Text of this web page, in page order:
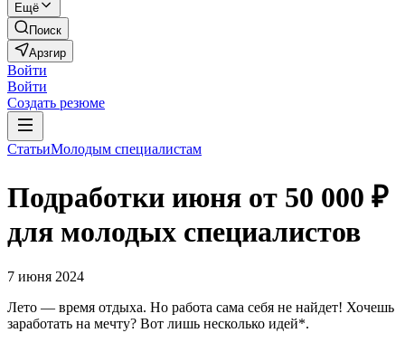
Ещё
Поиск
Арзгир
Войти
Войти
Создать резюме
СтатьиМолодым специалистам
Подработки июня от 50 000 ₽
для молодых специалистов
7 июня 2024
Лето — время отдыха. Но работа сама себя не найдет! Хочешь
заработать на мечту? Вот лишь несколько идей*.